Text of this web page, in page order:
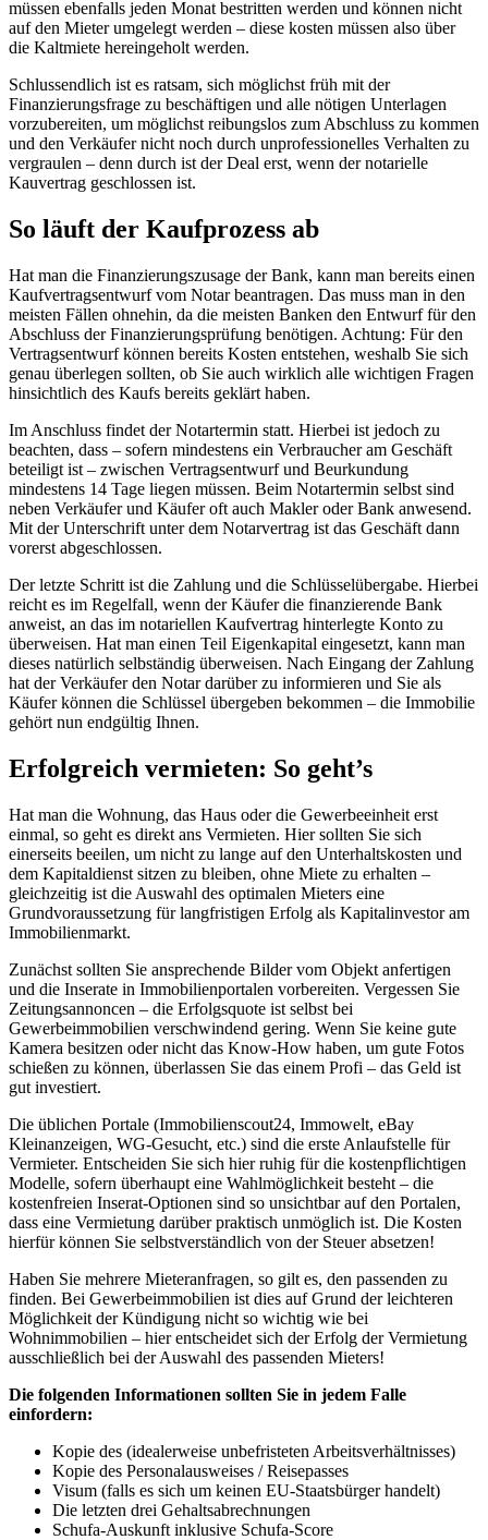
müssen ebenfalls jeden Monat bestritten werden und können nicht
auf den Mieter umgelegt werden – diese kosten müssen also über
die Kaltmiete hereingeholt werden.
Schlussendlich ist es ratsam, sich möglichst früh mit der
Finanzierungsfrage zu beschäftigen und alle nötigen Unterlagen
vorzubereiten, um möglichst reibungslos zum Abschluss zu kommen
und den Verkäufer nicht noch durch unprofessionelles Verhalten zu
vergraulen – denn durch ist der Deal erst, wenn der notarielle
Kauvertrag geschlossen ist.
So läuft der Kaufprozess ab
Hat man die Finanzierungszusage der Bank, kann man bereits einen
Kaufvertragsentwurf vom Notar beantragen. Das muss man in den
meisten Fällen ohnehin, da die meisten Banken den Entwurf für den
Abschluss der Finanzierungsprüfung benötigen. Achtung: Für den
Vertragsentwurf können bereits Kosten entstehen, weshalb Sie sich
genau überlegen sollten, ob Sie auch wirklich alle wichtigen Fragen
hinsichtlich des Kaufs bereits geklärt haben.
Im Anschluss findet der Notartermin statt. Hierbei ist jedoch zu
beachten, dass – sofern mindestens ein Verbraucher am Geschäft
beteiligt ist – zwischen Vertragsentwurf und Beurkundung
mindestens 14 Tage liegen müssen. Beim Notartermin selbst sind
neben Verkäufer und Käufer oft auch Makler oder Bank anwesend.
Mit der Unterschrift unter dem Notarvertrag ist das Geschäft dann
vorerst abgeschlossen.
Der letzte Schritt ist die Zahlung und die Schlüsselübergabe. Hierbei
reicht es im Regelfall, wenn der Käufer die finanzierende Bank
anweist, an das im notariellen Kaufvertrag hinterlegte Konto zu
überweisen. Hat man einen Teil Eigenkapital eingesetzt, kann man
dieses natürlich selbständig überweisen. Nach Eingang der Zahlung
hat der Verkäufer den Notar darüber zu informieren und Sie als
Käufer können die Schlüssel übergeben bekommen – die Immobilie
gehört nun endgültig Ihnen.
Erfolgreich vermieten: So geht’s
Hat man die Wohnung, das Haus oder die Gewerbeeinheit erst
einmal, so geht es direkt ans Vermieten. Hier sollten Sie sich
einerseits beeilen, um nicht zu lange auf den Unterhaltskosten und
dem Kapitaldienst sitzen zu bleiben, ohne Miete zu erhalten –
gleichzeitig ist die Auswahl des optimalen Mieters eine
Grundvoraussetzung für langfristigen Erfolg als Kapitalinvestor am
Immobilienmarkt.
Zunächst sollten Sie ansprechende Bilder vom Objekt anfertigen
und die Inserate in Immobilienportalen vorbereiten. Vergessen Sie
Zeitungsannoncen – die Erfolgsquote ist selbst bei
Gewerbeimmobilien verschwindend gering. Wenn Sie keine gute
Kamera besitzen oder nicht das Know-How haben, um gute Fotos
schießen zu können, überlassen Sie das einem Profi – das Geld ist
gut investiert.
Die üblichen Portale (Immobilienscout24, Immowelt, eBay
Kleinanzeigen, WG-Gesucht, etc.) sind die erste Anlaufstelle für
Vermieter. Entscheiden Sie sich hier ruhig für die kostenpflichtigen
Modelle, sofern überhaupt eine Wahlmöglichkeit besteht – die
kostenfreien Inserat-Optionen sind so unsichtbar auf den Portalen,
dass eine Vermietung darüber praktisch unmöglich ist. Die Kosten
hierfür können Sie selbstverständlich von der Steuer absetzen!
Haben Sie mehrere Mieteranfragen, so gilt es, den passenden zu
finden. Bei Gewerbeimmobilien ist dies auf Grund der leichteren
Möglichkeit der Kündigung nicht so wichtig wie bei
Wohnimmobilien – hier entscheidet sich der Erfolg der Vermietung
ausschließlich bei der Auswahl des passenden Mieters!
Die folgenden Informationen sollten Sie in jedem Falle
einfordern:
Kopie des (idealerweise unbefristeten Arbeitsverhältnisses)
Kopie des Personalausweises / Reisepasses
Visum (falls es sich um keinen EU-Staatsbürger handelt)
Die letzten drei Gehaltsabrechnungen
Schufa-Auskunft inklusive Schufa-Score